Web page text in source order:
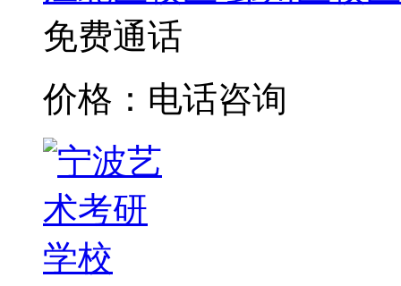
免费通话
价格：电话咨询